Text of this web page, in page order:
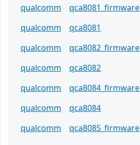
qualcomm
qca8081_firmware
qualcomm
qca8081
qualcomm
qca8082_firmware
qualcomm
qca8082
qualcomm
qca8084_firmware
qualcomm
qca8084
qualcomm
qca8085_firmware